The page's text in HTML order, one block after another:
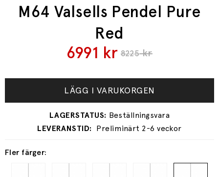
M64 Valsells Pendel Pure
Red
8225kr
6991 kr
Fler färger:
LÄGG I VARUKORGEN
Preliminärt 2-6 veckor